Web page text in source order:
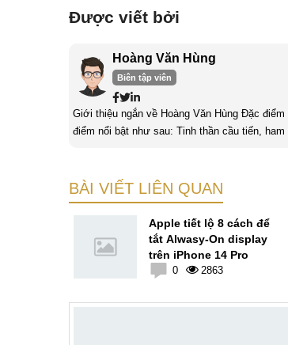
Được viết bởi
Hoàng Văn Hùng
Biên tập viên
Giới thiệu ngắn về Hoàng Văn Hùng Đặc điểm nổi bật: Thông qua qua trình làm việc, học tập và tích lũy, tôi nhận thấy mình có những
điểm nổi bật như sau: Tinh thần cầu tiến,
BÀI VIẾT LIÊN QUAN
Apple tiết lộ 8 cách để
tắt Alwasy-On display
trên iPhone 14 Pro
0 2863